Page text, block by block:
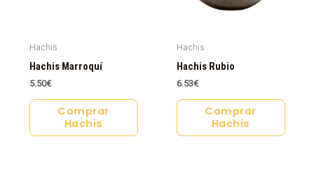
Hachis
Hachis Marroquí
5.50€
Comprar
Hachis
Hachis
Hachis Rubio
6.53€
Comprar
Hachis